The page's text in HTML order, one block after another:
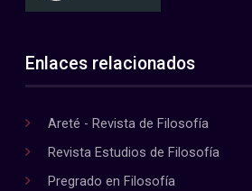
Enlaces relacionados
Areté - Revista de Filosofía
Revista Estudios de Filosofía
Pregrado en Filosofía